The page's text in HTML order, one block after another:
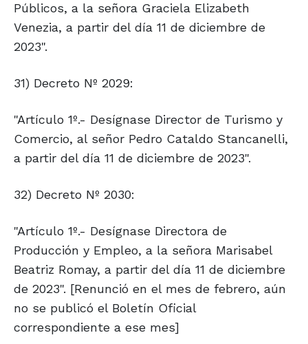
Públicos, a la señora Graciela Elizabeth
Venezia, a partir del día 11 de diciembre de
2023".
31) Decreto Nº 2029:
"Artículo 1º.- Desígnase Director de Turismo y
Comercio, al señor Pedro Cataldo Stancanelli,
a partir del día 11 de diciembre de 2023".
32) Decreto Nº 2030:
"Artículo 1º.- Desígnase Directora de
Producción y Empleo, a la señora Marisabel
Beatriz Romay, a partir del día 11 de diciembre
de 2023". [Renunció en el mes de febrero, aún
no se publicó el Boletín Oficial
correspondiente a ese mes]